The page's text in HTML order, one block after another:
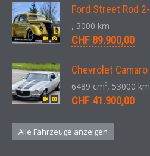
, 3000 km
CHF 89.900,00
6489 cm³, 53000 km
CHF 41.900,00
Alle Fahrzeuge anzeigen